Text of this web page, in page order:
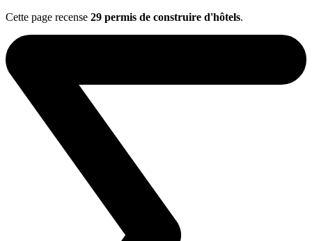
Cette page recense 29 permis de construire d'hôtels.